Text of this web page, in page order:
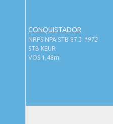
CONQUISTADOR
NRPS NPA STB 87.3
1972
STB KEUR
VOS 1,48m